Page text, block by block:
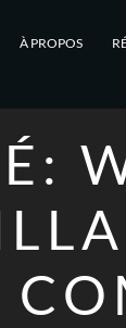
À PROPOS